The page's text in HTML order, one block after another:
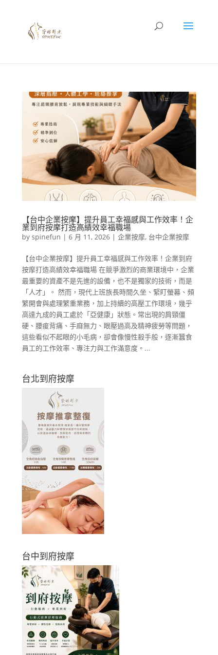
【台中企業按摩】提升員工幸福感與工作效率！企
業到府按摩打造高績效幸福職場
by spinefun | 6 月 11, 2026| 企業按摩, 台中企業按摩
【台中企業按摩】提升員工幸福感與工作效率！企業到府
按摩打造高績效幸福職場 在競爭激烈的商業環境中，企業
最重要的資產不是先進的設備，也不是獨家的技術，而是
「人才」。 然而，現代上班族長時間久坐、緊盯螢幕、頻
繁開會與處理繁重業務，加上持續的高壓工作環境，幾乎
高達九成的員工處於「亞健康」狀態。常出現的肩頸僵
硬、腰痠背痛、手麻無力、眼壓過高及精神疲勞等問題，
這些看似不起眼的小毛病，卻會像慢性殺手般，逐漸蠶食
員工的工作效率、專注力與工作滿意度。...
台北到府按摩
台中到府按摩